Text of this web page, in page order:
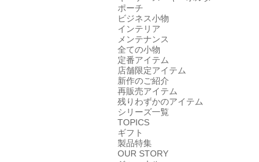
ポーチ
ビジネス小物
インテリア
メンテナンス
全ての小物
定番アイテム
店舗限定アイテム
新作のご紹介
再販売アイテム
残りわずかのアイテム
シリーズ一覧
TOPICS
ギフト
製品特集
OUR STORY